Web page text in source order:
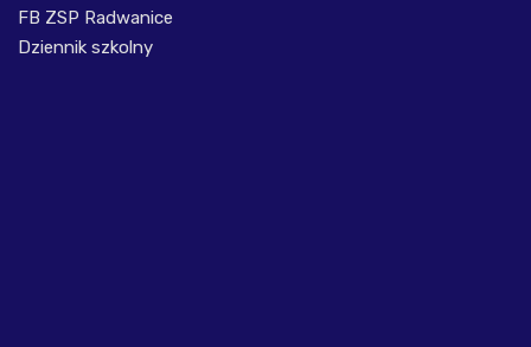
FB ZSP Radwanice
Dziennik szkolny